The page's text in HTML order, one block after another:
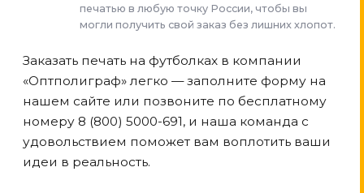
печатью в любую точку России, чтобы вы
могли получить свой заказ без лишних хлопот.
Заказать печать на футболках в компании
«Оптполиграф» легко — заполните форму на
нашем сайте или позвоните по бесплатному
номеру 8 (800) 5000-691, и наша команда с
удовольствием поможет вам воплотить ваши
идеи в реальность.